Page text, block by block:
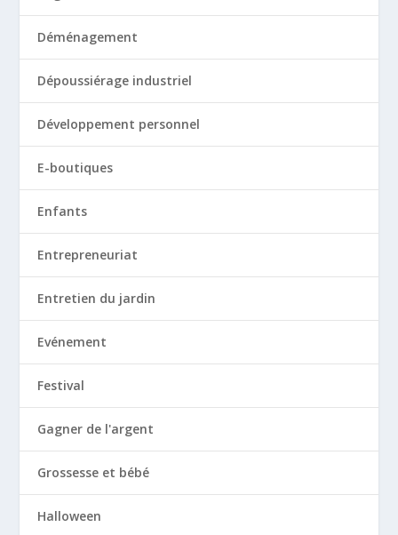
Déménagement
Dépoussiérage industriel
Développement personnel
E-boutiques
Enfants
Entrepreneuriat
Entretien du jardin
Evénement
Festival
Gagner de l'argent
Grossesse et bébé
Halloween